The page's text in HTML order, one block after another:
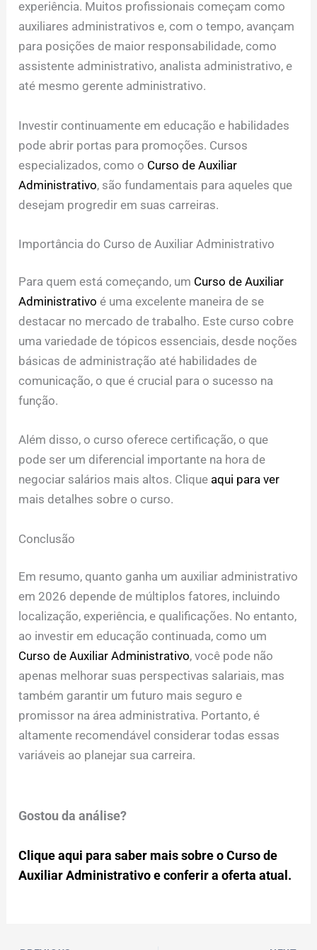
experiência. Muitos profissionais começam como
auxiliares administrativos e, com o tempo, avançam
para posições de maior responsabilidade, como
assistente administrativo, analista administrativo, e
até mesmo gerente administrativo.
Investir continuamente em educação e habilidades
pode abrir portas para promoções. Cursos
especializados, como o Curso de Auxiliar
Administrativo, são fundamentais para aqueles que
desejam progredir em suas carreiras.
Importância do Curso de Auxiliar Administrativo
Para quem está começando, um Curso de Auxiliar
Administrativo é uma excelente maneira de se
destacar no mercado de trabalho. Este curso cobre
uma variedade de tópicos essenciais, desde noções
básicas de administração até habilidades de
comunicação, o que é crucial para o sucesso na
função.
Além disso, o curso oferece certificação, o que
pode ser um diferencial importante na hora de
negociar salários mais altos. Clique aqui para ver
mais detalhes sobre o curso.
Conclusão
Em resumo, quanto ganha um auxiliar administrativo
em 2026 depende de múltiplos fatores, incluindo
localização, experiência, e qualificações. No entanto,
ao investir em educação continuada, como um
Curso de Auxiliar Administrativo, você pode não
apenas melhorar suas perspectivas salariais, mas
também garantir um futuro mais seguro e
promissor na área administrativa. Portanto, é
altamente recomendável considerar todas essas
variáveis ao planejar sua carreira.
Gostou da análise?
Clique aqui para saber mais sobre o Curso de
Auxiliar Administrativo e conferir a oferta atual.